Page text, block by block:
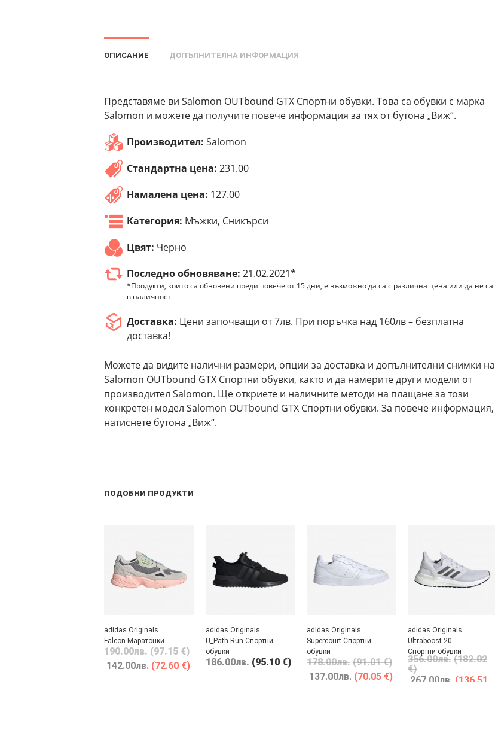
ОПИСАНИЕ ДОПЪЛНИТЕЛНА ИНФОРМАЦИЯ
Представяме ви Salomon OUTbound GTX Спортни обувки. Това са обувки с марка
Salomon и можете да получите повече информация за тях от бутона „Виж“.
Производител: Salomon
Стандартна цена: 231.00
Намалена цена: 127.00
Категория: Мъжки, Сникърси
Цвят: Черно
Последно обновяване: 21.02.2021*
*Продукти, които са обновени преди повече от 15 дни, е възможно да са с различна цена или да не са
в наличност
Доставка: Цени започващи от 7лв. При поръчка над 160лв – безплатна
доставка!
Можете да видите налични размери, опции за доставка и допълнителни снимки на
Salomon OUTbound GTX Спортни обувки, както и да намерите други модели от
производител Salomon. Ще откриете и наличните методи на плащане за този
конкретен модел Salomon OUTbound GTX Спортни обувки. За повече информация,
натиснете бутона „Виж“.
ПОДОБНИ ПРОДУКТИ
adidas Originals
Falcon Маратонки
190.00лв. (97.15 €)
142.00лв. (72.60 €)
adidas Originals
U_Path Run Спортни
обувки
186.00лв. (95.10 €)
adidas Originals
Supercourt Спортни
обувки
178.00лв. (91.01 €)
137.00лв. (70.05 €)
adidas Originals
Ultraboost 20
Спортни обувки
356.00лв. (182.02
€)
267.00лв. (136.51